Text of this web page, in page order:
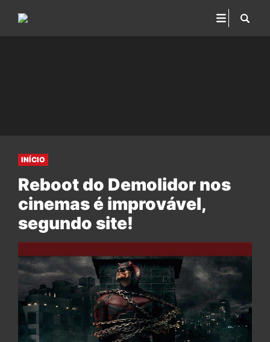
INÍCIO
Reboot do Demolidor nos
cinemas é improvável,
segundo site!